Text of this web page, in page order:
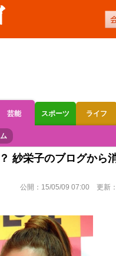
芸能 スポーツ ライフ
オートレース
紗栄子のブログから
公開： 15/05/09 07:00 更新：